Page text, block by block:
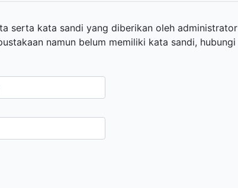
serta kata sandi yang diberikan oleh
namun belum memiliki kata sandi,